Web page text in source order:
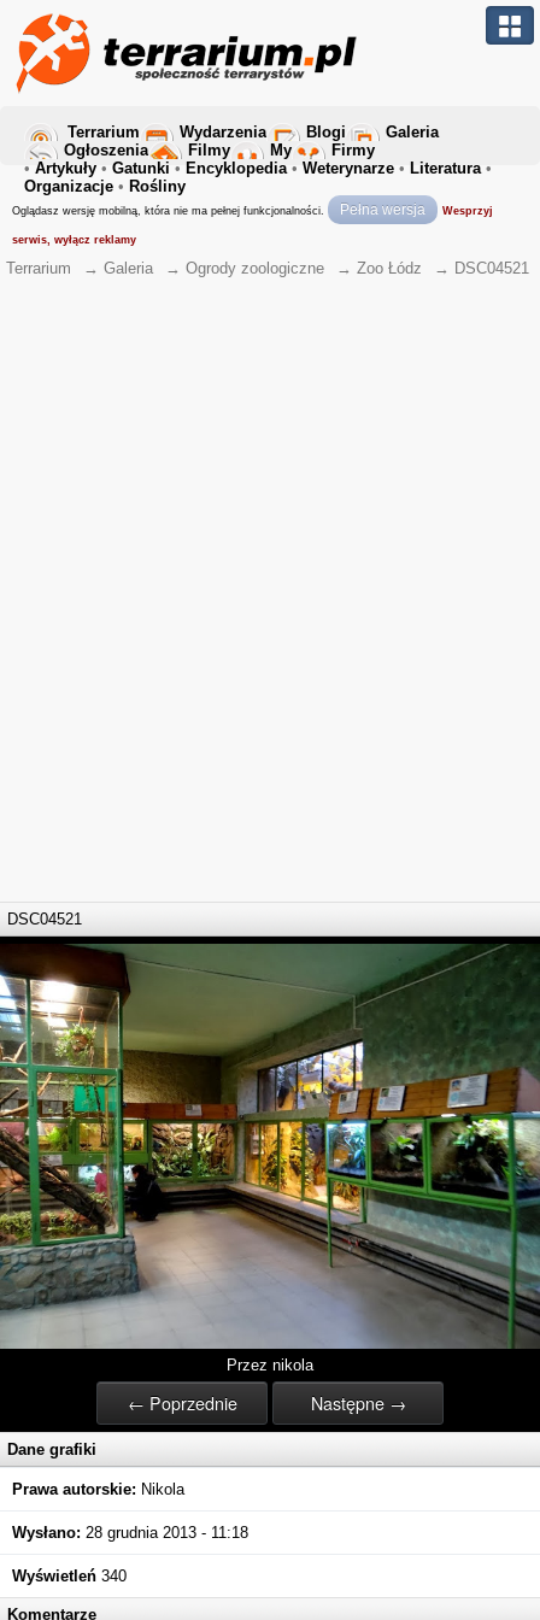
Terrarium Wydarzenia Blogi
Galeria
Ogłoszenia
Filmy My
Firmy
• Artykuły • Gatunki • Encyklopedia• Weterynarze • Literatura•
Organizacje • Rośliny
Oglądasz wersję mobilną, która nie ma pełnej funkcjonalności. Pełna wersja Wesprzyj
serwis, wyłącz reklamy
Terrarium → Galeria → Ogrody zoologiczne → Zoo Łódz → DSC04521
DSC04521
Przez nikola
← Poprzednie Następne →
Dane grafiki
Prawa autorskie: Nikola
Wysłano: 28 grudnia 2013 - 11:18
Wyświetleń 340
Komentarze